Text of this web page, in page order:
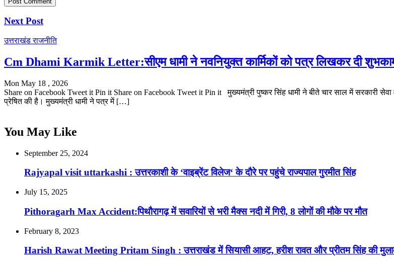
Next Post
उत्तराखंडराजनीति
Cm Dhami Karmik Letter:सीएम धामी ने नवनियुक्त कार्मिकों को पत्र लिखकर दी
Mon May 18 , 2026
Share on Facebook Tweet it Pin it Share on Facebook Tweet it Pin it मुख्यमंत्री पुष्कर सिंह धामी ने बीते चार साल में सरकारी
प्रेषित की है। मुख्यमंत्री धामी ने पत्र में […]
You May Like
September 25, 2024
Rajyapal visit uttarkashi : उत्तरकाशी के ‘वाइब्रेंट विलेज‘ के दौरे पर पहुंचे राज्यपाल गुरमीत सिंह
July 15, 2025
Pithoragarh Max Accident:पिथौरागढ़ में सवारियों से भरी मैक्स नदी में गिरी, 8 लोगों की मौके पर मौत
February 8, 2023
Harish Rawat Meeting Pritam Singh : उत्तराखंड में सियासी आहट, हरीश रावत और प्रीतम सिंह की